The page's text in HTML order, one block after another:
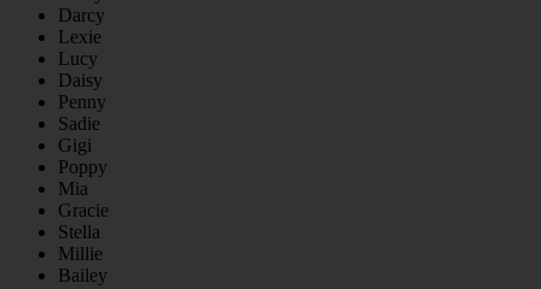
Darcy
Lexie
Lucy
Daisy
Penny
Sadie
Gigi
Poppy
Mia
Gracie
Stella
Millie
Bailey